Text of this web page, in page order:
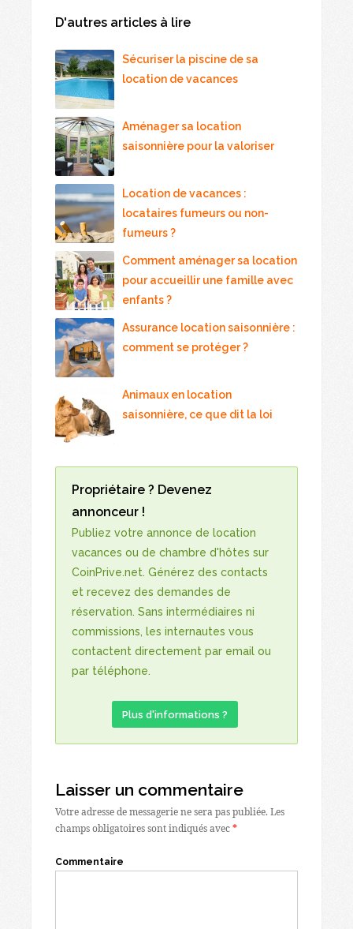
D'autres articles à lire
Sécuriser la piscine de sa
location de vacances
Aménager sa location
saisonnière pour la valoriser
Location de vacances :
locataires fumeurs ou non-
fumeurs ?
Comment aménager sa location
pour accueillir une famille avec
enfants ?
Assurance location saisonnière :
comment se protéger ?
Animaux en location
saisonnière, ce que dit la loi
Propriétaire ? Devenez
annonceur !
Publiez votre annonce de location
vacances ou de chambre d'hôtes sur
CoinPrive.net. Générez des contacts
et recevez des demandes de
réservation. Sans intermédiaires ni
commissions, les internautes vous
contactent directement par email ou
par téléphone.
Plus d'informations ?
Laisser un commentaire
Votre adresse de messagerie ne sera pas publiée. Les
champs obligatoires sont indiqués avec*
Commentaire